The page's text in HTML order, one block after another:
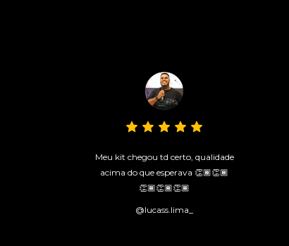
Meu kit chegou td certo, qualidade
acima do que esperava 👏🏾👏🏾
👏🏾👏🏾👏🏾
@lucass.lima_